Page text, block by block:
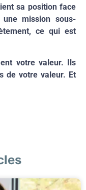
sa position face
une mission sous-
ce qui est
votre valeur. Ils
de votre valeur. Et